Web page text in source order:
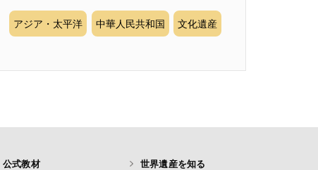
アジア・太平洋 中華人民共和国 文化遺産
公式教材
世界遺産を知る